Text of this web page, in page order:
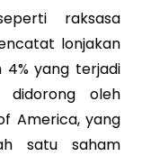
raksasa
lonjakan
4% yang terjadi
didorong oleh
America, yang
satu saham